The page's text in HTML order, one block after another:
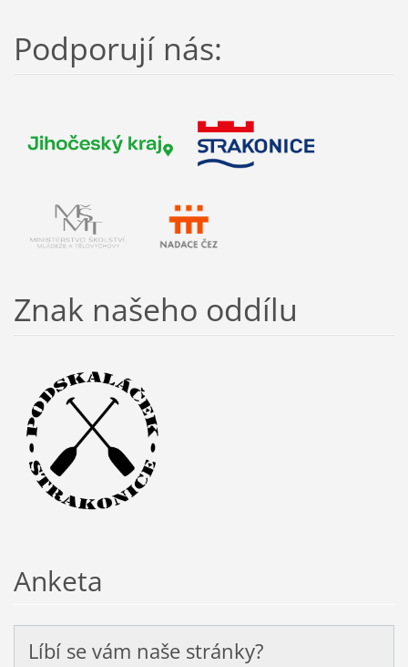
Podporují nás:
Znak našeho oddílu
Anketa
Líbí se vám naše stránky?